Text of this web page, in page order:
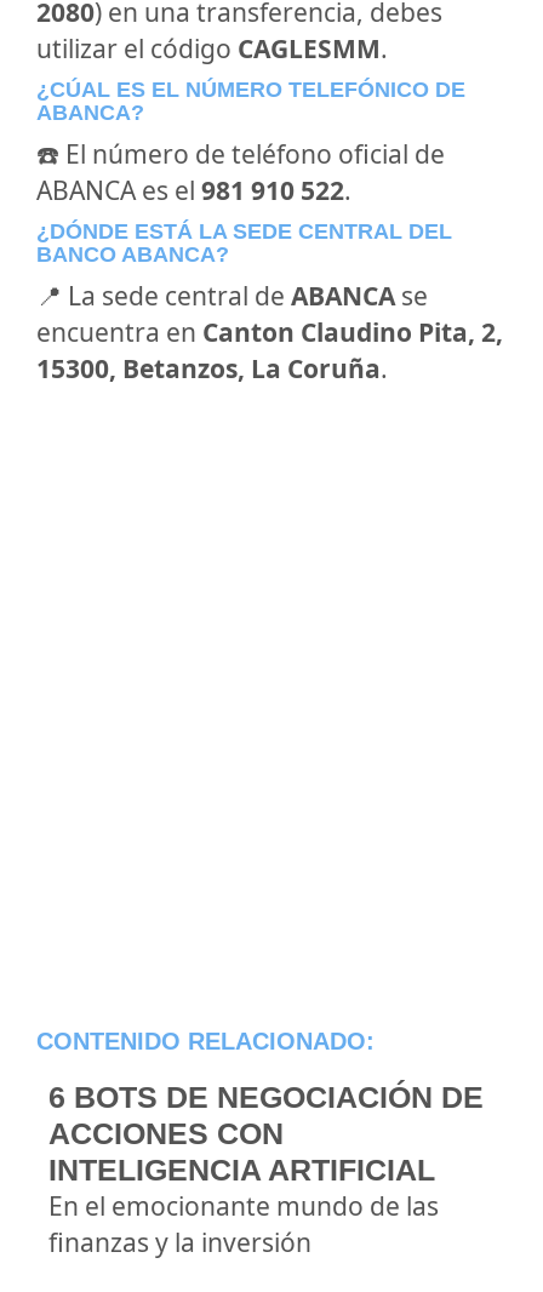
2080) en una transferencia, debes
utilizar el código CAGLESMM.
¿CÚAL ES EL NÚMERO TELEFÓNICO DE
ABANCA?
☎️ El número de teléfono oficial de
ABANCA es el 981 910 522.
¿DÓNDE ESTÁ LA SEDE CENTRAL DEL
BANCO ABANCA?
📍 La sede central de ABANCAse
encuentra en Canton Claudino Pita, 2,
15300, Betanzos, La Coruña.
CONTENIDO RELACIONADO:
6 BOTS DE NEGOCIACIÓN DE
ACCIONES CON
INTELIGENCIA ARTIFICIAL
En el emocionante mundo de las
finanzas y la inversión